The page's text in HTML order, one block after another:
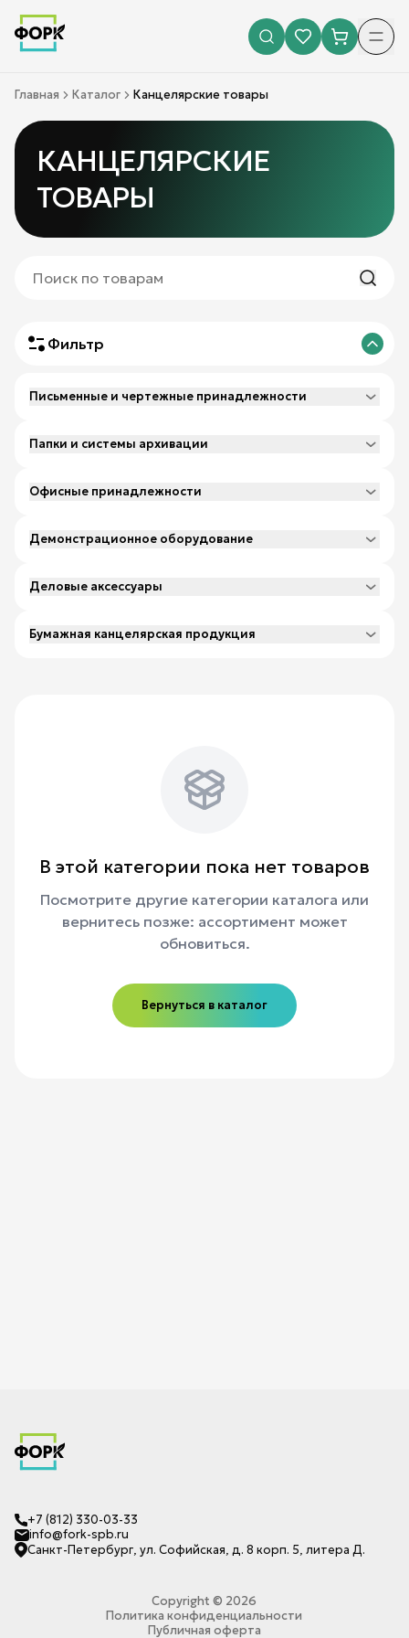
Главная Каталог Канцелярские товары
КАНЦЕЛЯРСКИЕ
ТОВАРЫ
Фильтр
Письменные и чертежные принадлежности
Папки и системы архивации
Офисные принадлежности
Демонстрационное оборудование
Деловые аксессуары
Бумажная канцелярская продукция
В этой категории пока нет товаров
Посмотрите другие категории каталога или
вернитесь позже: ассортимент может
обновиться.
Вернуться в каталог
+7 (812) 330-03-33
info@fork-spb.ru
Санкт-Петербург, ул. Софийская, д. 8 корп. 5, литера Д.
Copyright © 2026
Политика конфиденциальности
Публичная оферта